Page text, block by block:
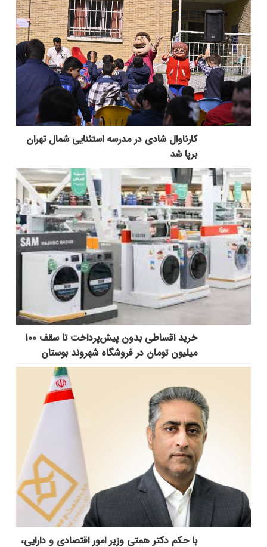
کارناوال شادی در مدرسه استثنایی شمال تهران
برپا شد
خرید اقساطی بدون پیش‌پرداخت تا سقف ۱۰۰
میلیون تومان در فروشگاه شهروند بوستان
با حکم دکتر همتی وزیر امور اقتصادی و دارایی،